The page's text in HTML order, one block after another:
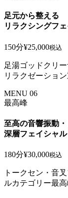
足元から整える
リラクシングフ
150分¥25,000税込
足湯ゴッドクリ
リラクゼーショ
MENU 06
最高峰
至高の音響振動・
深層フェイシャ
180分¥30,000税込
トークセン・音
ルカテゴリー最